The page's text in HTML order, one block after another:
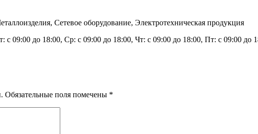
Сетевое оборудование, Электротехническая продукция
с 09:00 до 18:00, Ср: с 09:00 до 18:00, Чт: с 09:00 до 18:00, Пт: с 09:00
Обязательные поля помечены *